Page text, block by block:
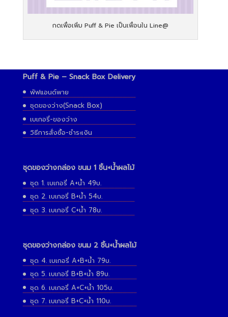
กดเพื่อเพิ่ม Puff & Pie เป็นเพื่อนใน Line@
Puff & Pie – Snack Box Delivery
พัฟแอนด์พาย
ชุดของว่าง(Snack Box)
เบเกอรี่-ของว่าง
วิธีการสั่งซื้อ-ชำระเงิน
ชุดของว่างกล่อง ขนม 1 ชิ้น+น้ำผลไม้
ชุด 1. เบเกอรี่ A+น้ำ 49บ.
ชุด 2. เบเกอรี่ B+น้ำ 54บ.
ชุด 3. เบเกอรี่ C+น้ำ 78บ.
ชุดของว่างกล่อง ขนม 2 ชิ้น+น้ำผลไม้
ชุด 4. เบเกอรี่ A+B+น้ำ 79บ.
ชุด 5. เบเกอรี่ B+B+น้ำ 89บ.
ชุด 6. เบเกอรี่ A+C+น้ำ 105บ.
ชุด 7. เบเกอรี่ B+C+น้ำ 110บ.